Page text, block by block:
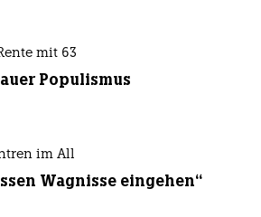
mit 63
Populismus
im All
Wagnisse eingehen“